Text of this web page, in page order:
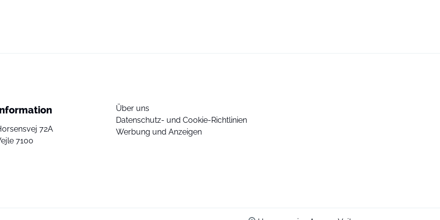
72A
7100
Über uns
Datenschutz- und Cookie-Richtlinien
Werbung und Anzeigen